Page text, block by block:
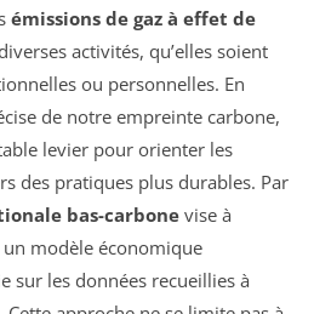
émissions de gaz à effet de
activités, qu’elles soient
ou personnelles. En
de notre empreinte carbone,
levier pour orienter les
des pratiques plus durables. Par
bas-carbone vise à
modèle économique
sur les données recueillies à